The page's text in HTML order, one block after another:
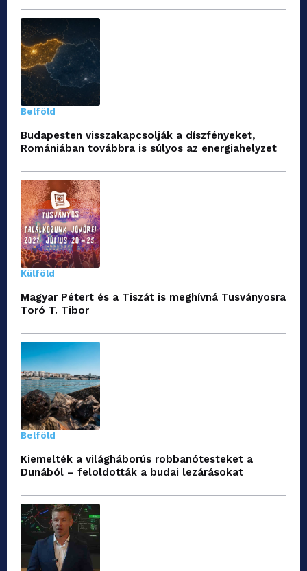
Belföld
Budapesten visszakapcsolják a díszfényeket,
Romániában továbbra is súlyos az energiahelyzet
Külföld
Magyar Pétert és a Tiszát is meghívná Tusványosra
Toró T. Tibor
Belföld
Kiemelték a világháborús robbanótesteket a
Dunából – feloldották a budai lezárásokat